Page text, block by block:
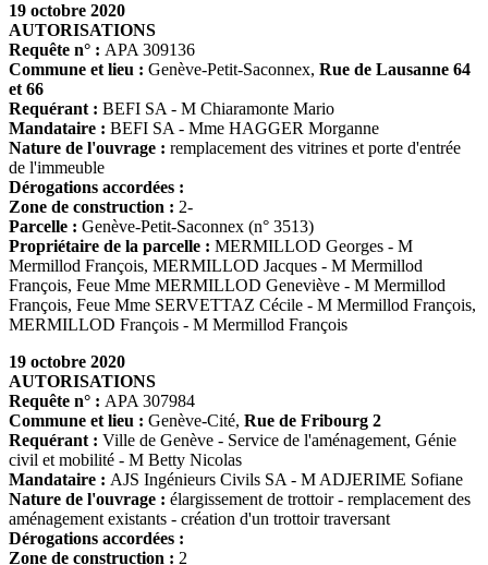
19 octobre 2020
AUTORISATIONS
Requête n° : APA 309136
Commune et lieu : Genève-Petit-Saconnex, Rue de Lausanne 64
et 66
Requérant : BEFI SA - M Chiaramonte Mario
Mandataire : BEFI SA - Mme HAGGER Morganne
Nature de l'ouvrage : remplacement des vitrines et porte d'entrée
de l'immeuble
Dérogations accordées :
Zone de construction : 2-
Parcelle : Genève-Petit-Saconnex (n° 3513)
Propriétaire de la parcelle : MERMILLOD Georges - M
Mermillod François, MERMILLOD Jacques - M Mermillod
François, Feue Mme MERMILLOD Geneviève - M Mermillod
François, Feue Mme SERVETTAZ Cécile - M Mermillod François,
MERMILLOD François - M Mermillod François
19 octobre 2020
AUTORISATIONS
Requête n° : APA 307984
Commune et lieu : Genève-Cité, Rue de Fribourg 2
Requérant : Ville de Genève - Service de l'aménagement, Génie
civil et mobilité - M Betty Nicolas
Mandataire : AJS Ingénieurs Civils SA - M ADJERIME Sofiane
Nature de l'ouvrage : élargissement de trottoir - remplacement des
aménagement existants - création d'un trottoir traversant
Dérogations accordées :
Zone de construction : 2